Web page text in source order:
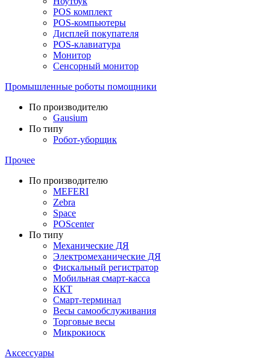
POS комплект
POS-компьютеры
Дисплей покупателя
POS-клавиатура
Монитор
Сенсорный монитор
Промышленные роботы помощники
По производителю
Gausium
По типу
Робот-уборщик
Прочее
По производителю
MEFERI
Zebra
Space
POScenter
По типу
Механические ДЯ
Электромеханические ДЯ
Фискальный регистратор
Мобильная смарт-касса
ККТ
Смарт-терминал
Весы самообслуживания
Торговые весы
Микрокиоск
Аксессуары